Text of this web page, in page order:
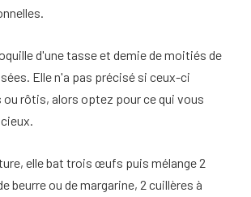
d'une tasse et demie de moitiés de
Elle n'a pas précisé si ceux-ci
rôtis, alors optez pour ce qui vous
elle bat trois œufs puis mélange 2
beurre ou de margarine, 2 cuillères à